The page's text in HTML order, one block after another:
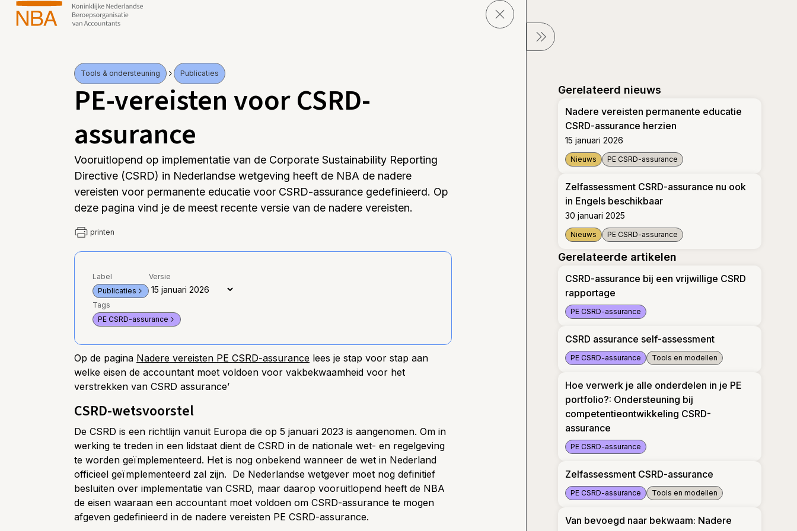
Tools & ondersteuning Publicaties
PE-vereisten voor CSRD-
assurance
Vooruitlopend op implementatie van de Corporate Sustainability Reporting
Directive (CSRD) in Nederlandse wetgeving heeft de NBA de nadere
vereisten voor permanente educatie voor CSRD-assurance gedefinieerd. Op
deze pagina vind je de meest recente versie van de nadere vereisten.
printen
Label
Publicaties
Versie
Tags
PE CSRD-assurance
Op de pagina Nadere vereisten PE CSRD-assurance lees je stap voor stap aan
welke eisen de accountant moet voldoen voor vakbekwaamheid voor het
verstrekken van CSRD assurance’
CSRD-wetsvoorstel
De CSRD is een richtlijn vanuit Europa die op 5 januari 2023 is aangenomen. Om in
werking te treden in een lidstaat dient de CSRD in de nationale wet- en regelgeving
te worden geïmplementeerd. Het is nog onbekend wanneer de wet in Nederland
officieel geïmplementeerd zal zijn. De Nederlandse wetgever moet nog definitief
besluiten over implementatie van CSRD, maar daarop vooruitlopend heeft de NBA
de eisen waaraan een accountant moet voldoen om CSRD-assurance te mogen
afgeven gedefinieerd in de nadere vereisten PE CSRD-assurance.
Gerelateerd nieuws
Nadere vereisten permanente educatie
CSRD-assurance herzien
15 januari 2026
Nieuws PE CSRD-assurance
Zelfassessment CSRD-assurance nu ook
in Engels beschikbaar
30 januari 2025
Nieuws PE CSRD-assurance
Gerelateerde artikelen
CSRD-assurance bij een vrijwillige CSRD
rapportage
PE CSRD-assurance
CSRD assurance self-assessment
PE CSRD-assurance Tools en modellen
Hoe verwerk je alle onderdelen in je PE
portfolio?: Ondersteuning bij
competentieontwikkeling CSRD-
assurance
PE CSRD-assurance
Zelfassessment CSRD-assurance
PE CSRD-assurance Tools en modellen
Van bevoegd naar bekwaam: Nadere